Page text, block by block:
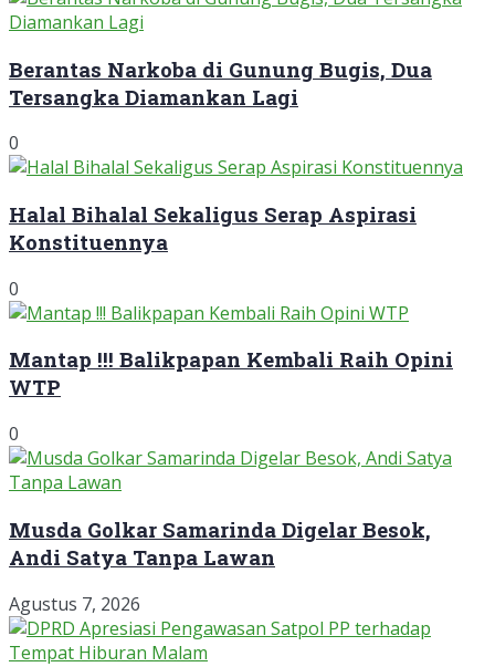
Berantas Narkoba di Gunung Bugis, Dua
Tersangka Diamankan Lagi
0
Halal Bihalal Sekaligus Serap Aspirasi
Konstituennya
0
Mantap !!! Balikpapan Kembali Raih Opini
WTP
0
Musda Golkar Samarinda Digelar Besok,
Andi Satya Tanpa Lawan
Agustus 7, 2026